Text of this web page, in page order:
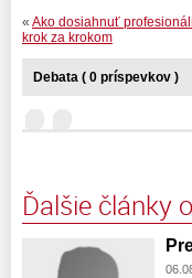
« Ako dosiahnuť
krok za krokom
Debata ( 0 príspevkov )
Ďalšie články